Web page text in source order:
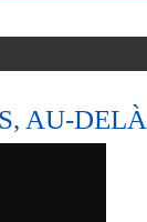
AU-